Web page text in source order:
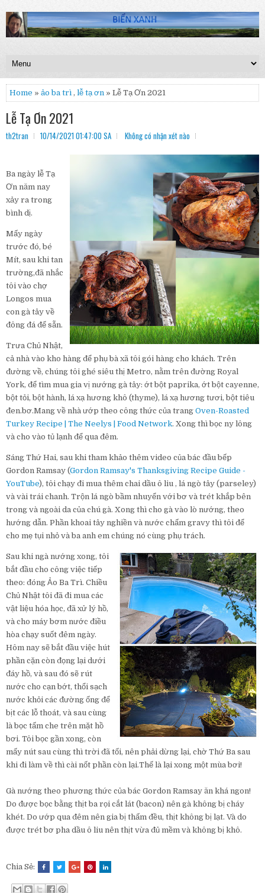
Home » ảo ba trì , lễ tạ ơn » Lễ Tạ Ơn 2021
Lễ Tạ Ơn 2021
th2tran 10/14/2021 01:47:00 SA Không có nhận xét nào
Ba ngày lễ Tạ
Ơn năm nay
xảy ra trong
bình dị.
Mấy ngày
trước đó, bé
Mít, sau khi tan
trường,đã nhắc
tôi vào chợ
Longos mua
con gà tây về
đông đá để sẵn.
Trưa Chủ Nhật,
cả nhà vào kho hàng để phụ bà xã tôi gói hàng cho khách. Trên
đường về, chúng tôi ghé siêu thị Metro, nằm trên đường Royal
York, để tìm mua gia vị nướng gà tây: ớt bột paprika, ớt bột cayenne,
bột tỏi, bột hành, lá xạ hương khô (thyme), lá xạ hương tươi, bột tiêu
đen.bơ.Mang về nhà ướp theo công thức của trang Oven-Roasted
Turkey Recipe | The Neelys | Food Network. Xong thì bọc ny lông
và cho vào tủ lạnh để qua đêm.
Sáng Thứ Hai, sau khi tham khảo thêm video của bác đầu bếp
Gordon Ramsay (Gordon Ramsay's Thanksgiving Recipe Guide -
YouTube), tôi chạy đi mua thêm chai dầu ô liu , lá ngò tây (parseley)
và vài trái chanh. Trộn lá ngò bầm nhuyển với bơ và trét khắp bên
trong và ngoài da của chú gà. Xong thì cho gà vào lò nướng, theo
hướng dẫn. Phần khoai tây nghiền và nước chấm gravy thì tôi để
cho mẹ tụi nhỏ và ba anh em chúng nó cùng phụ trách.
Sau khi ngà nướng xong, tôi
bắt đầu cho công việc tiếp
theo: đóng Ảo Ba Trì. Chiều
Chủ Nhật tôi đã đi mua các
vật liệu hóa học, đã xử lý hồ,
và cho máy bơm nước điều
hòa chạy suốt đêm ngày.
Hôm nay sẽ bắt đầu việc hút
phần cặn còn đọng lại dưới
đáy hồ, và sau đó sẽ rút
nước cho cạn bớt, thổi sạch
nước khỏi các đường ống để
bịt các lỗ thoát, và sau cùng
là bọc tấm che trên mặt hồ
bơi. Tôi bọc gần xong, còn
mấy nút sau cùng thì trời đã tối, nên phải dừng lại, chờ Thứ Ba sau
khi đi làm về thì cài nốt phần còn lại.Thế là lại xong một mùa bơi!
Gà nướng theo phương thức của bác Gordon Ramsay ăn khá ngon!
Do được bọc bằng thịt ba rọi cắt lát (bacon) nên gà không bị cháy
khét. Do ướp qua đêm nên gia bị thấm đều, thịt không bị lạt. Và do
được trét bơ pha dầu ô liu nên thịt vừa đủ mềm và không bị khô.
Chia Sẻ: